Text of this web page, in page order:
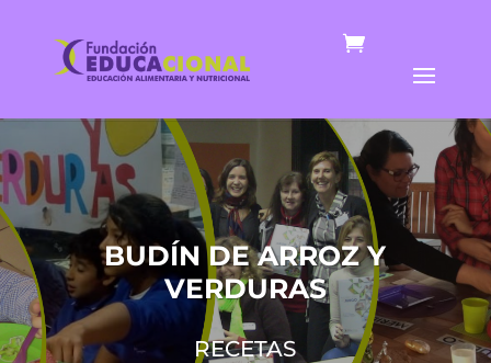
BUDÍN DE ARROZ Y
VERDURAS
RECETAS